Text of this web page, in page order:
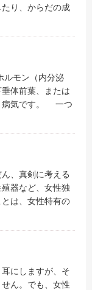
り、からだの成
モン（内分泌
体前葉、または
病気です。 一つ
、真剣に考える
器など、女性独
は、女性特有の
にしますが、そ
ん。でも、女性